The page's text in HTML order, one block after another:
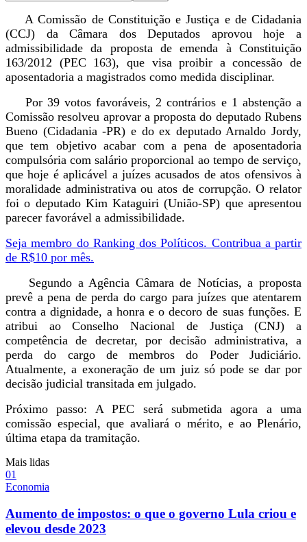
A Comissão de Constituição e Justiça e de Cidadania
(CCJ) da Câmara dos Deputados aprovou hoje a
admissibilidade da proposta de emenda à Constituição
163/2012 (PEC 163), que visa proibir a concessão de
aposentadoria a magistrados como medida disciplinar.
Por 39 votos favoráveis, 2 contrários e 1 abstenção a
Comissão resolveu aprovar a proposta do deputado Rubens
Bueno (Cidadania -PR) e do ex deputado Arnaldo Jordy,
que tem objetivo acabar com a pena de aposentadoria
compulsória com salário proporcional ao tempo de serviço,
que hoje é aplicável a juízes acusados de atos ofensivos à
moralidade administrativa ou atos de corrupção. O relator
foi o deputado Kim Kataguiri (União-SP) que apresentou
parecer favorável a admissibilidade.
Seja membro do Ranking dos Políticos. Contribua a partir
de R$10 por mês.
Segundo a Agência Câmara de Notícias, a proposta
prevê a pena de perda do cargo para juízes que atentarem
contra a dignidade, a honra e o decoro de suas funções. E
atribui ao Conselho Nacional de Justiça (CNJ) a
competência de decretar, por decisão administrativa, a
perda do cargo de membros do Poder Judiciário.
Atualmente, a exoneração de um juiz só pode se dar por
decisão judicial transitada em julgado.
Próximo passo: A PEC será submetida agora a uma
comissão especial, que avaliará o mérito, e ao Plenário,
última etapa da tramitação.
Mais lidas
01
Economia
Aumento de impostos: o que o governo Lula criou e
elevou desde 2023